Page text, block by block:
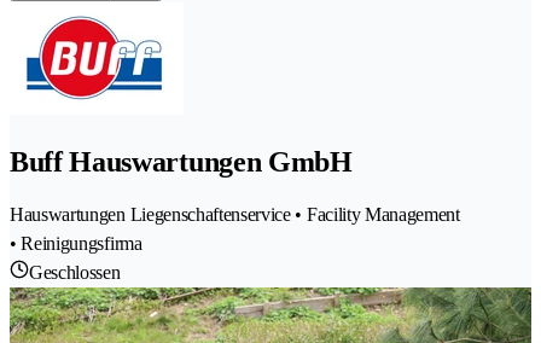
Buff Hauswartungen GmbH
Hauswartungen Liegenschaftenservice • Facility Management
• Reinigungsfirma
Geschlossen